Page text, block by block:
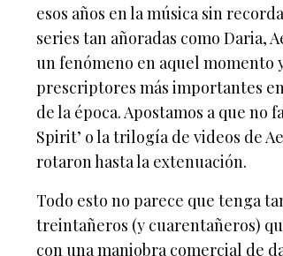
esos años en la música sin
series tan añoradas como Daria,
un fenómeno en aquel momento
prescriptores más importantes
de la época. Apostamos a que no
Spirit’ o la trilogía de videos de
rotaron hasta la extenuación.
Todo esto no parece que tenga
treintañeros (y cuarentañeros)
con una maniobra comercial de